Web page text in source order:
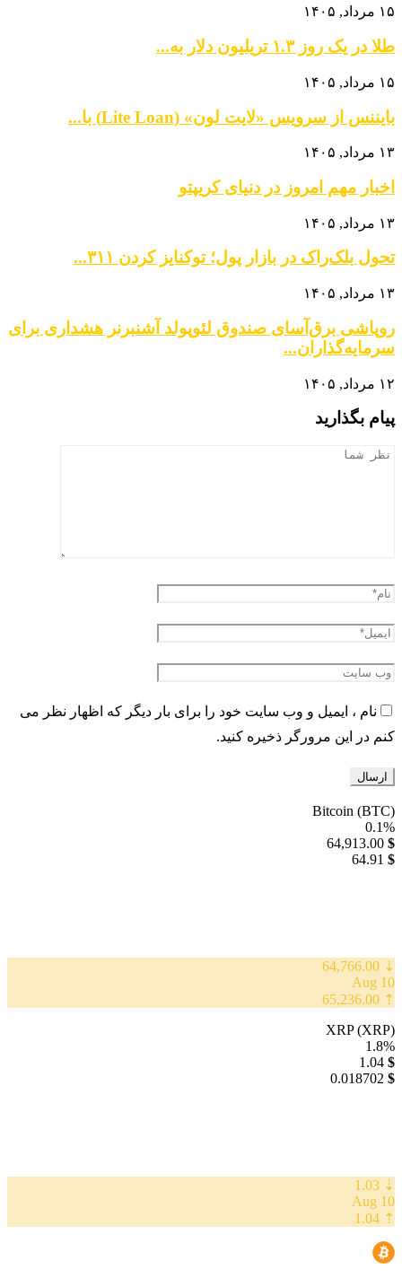
۱۵ مرداد, ۱۴۰۵
طلا در یک روز ۱.۳ تریلیون دلار به...
۱۵ مرداد, ۱۴۰۵
بایننس از سرویس «لایت لون» (Lite Loan) با...
۱۳ مرداد, ۱۴۰۵
اخبار مهم امروز در دنیای کریپتو
۱۳ مرداد, ۱۴۰۵
تحول بلک‌راک در بازار پول؛ توکنایز کردن ۳۱۱...
۱۳ مرداد, ۱۴۰۵
روپاشی برق‌آسای صندوق لئوپولد آشنبرنر هشداری برای
سرمایه‌گذاران...
۱۲ مرداد, ۱۴۰۵
پیام بگذارید
نام ، ایمیل و وب سایت خود را برای بار دیگر که اظهار نظر می
کنم در این مرورگر ذخیره کنید.
Bitcoin (BTC)
0.1%
$
64,913.00
$
64.91
⇣ 64,766.00
10 Aug
⇡ 65,236.00
XRP (XRP)
1.8%
$
1.04
$
0.018702
⇣ 1.03
10 Aug
⇡ 1.04